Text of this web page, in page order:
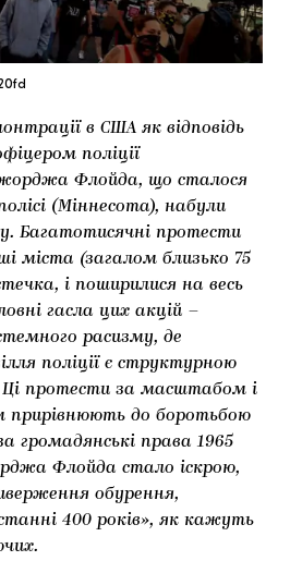
МАРГІНАЛІЇ
ПЛАТФОРМА
ПРО РІЗДВЯНІ СВЯТА
в США як відповідь
поліції
Флойда, що сталося
(Міннесота), набули
Багатотисячні протести
міста (загалом близько 75
і поширилися на весь
гасла цих акцій –
расизму, де
поліції є структурною
протести за масштабом і
прирівнюють до боротьбою
громадянські права 1965
Флойда стало іскрою,
обурення,
400 років», як кажуть